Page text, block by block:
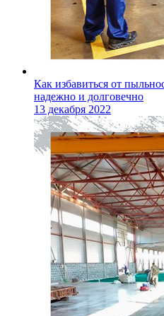
Как избавиться от
надежно и долговечно
13 декабря 2022